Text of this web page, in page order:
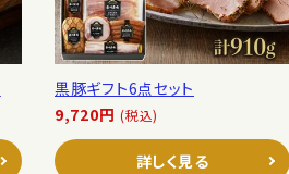
黒豚ギフト6点セット
9,720円 (税込)
詳しく見る